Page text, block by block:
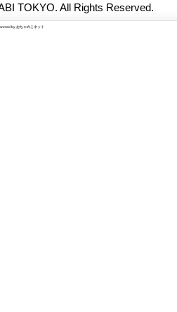
TOKYO. All Rights Reserved.
byおちゃのこネット